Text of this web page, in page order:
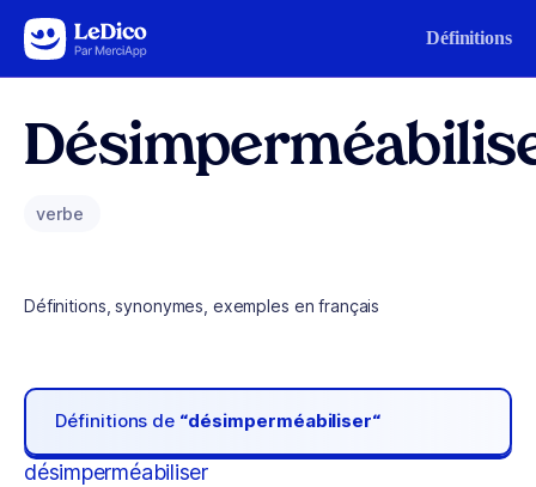
Aller au contenu Définitions
verbe
Définitions, synonymes, exemples en français
Définitions de “désimperméabiliser“
désimperméabiliser